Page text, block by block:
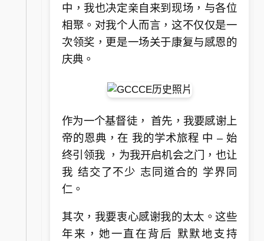
中，我也决定亲自来到现场，与各位
相聚。对我个人而言，这不仅仅是一
次领奖，更是一场关于康复与感恩的
庆典。
作为一个基督徒， 首先，我要感谢上
帝的恩典，在 我的学术旅程 中 – 始
终引领我 ，为我开启机会之门，也让
我 结交了不少 志同道合的 学界同
仁。
其次，我要衷心感谢我的太太。这些
年来，她一直在背后 默默地支持